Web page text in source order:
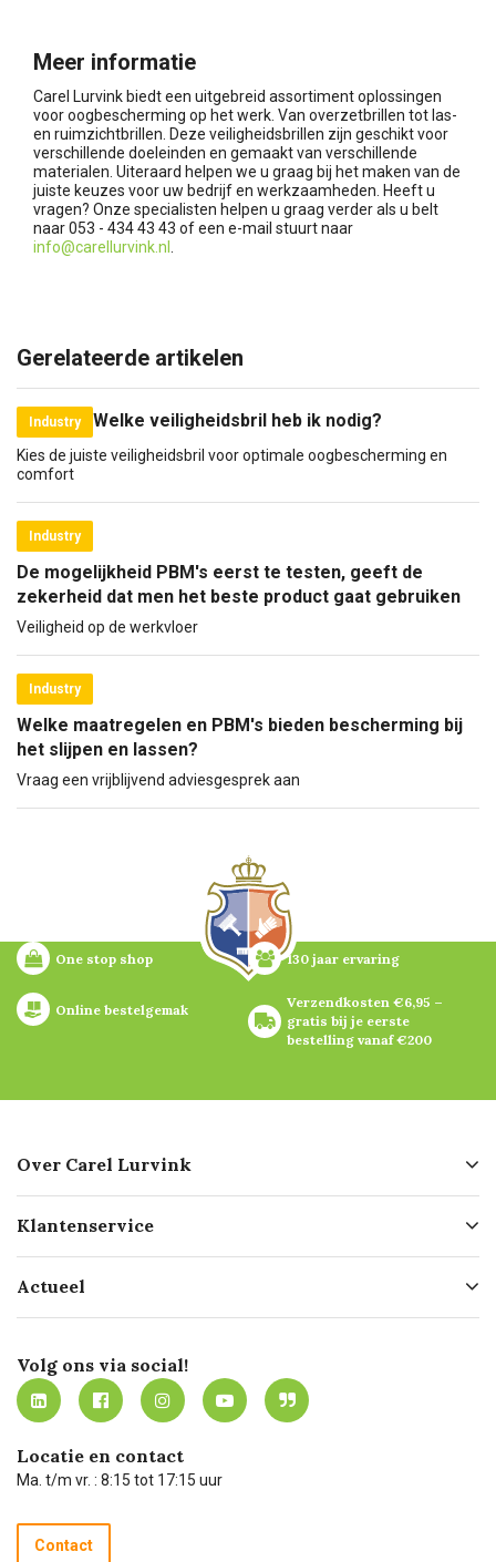
Meer informatie
Carel Lurvink biedt een uitgebreid assortiment oplossingen
voor oogbescherming op het werk. Van overzetbrillen tot las-
en ruimzichtbrillen. Deze veiligheidsbrillen zijn geschikt voor
verschillende doeleinden en gemaakt van verschillende
materialen. Uiteraard helpen we u graag bij het maken van de
juiste keuzes voor uw bedrijf en werkzaamheden. Heeft u
vragen? Onze specialisten helpen u graag verder als u belt
naar 053 - 434 43 43 of een e-mail stuurt naar
info@carellurvink.nl .
Gerelateerde artikelen
Industry Welke veiligheidsbril heb ik nodig?
Kies de juiste veiligheidsbril voor optimale oogbescherming en
comfort
Industry
De mogelijkheid PBM's eerst te testen, geeft de
zekerheid dat men het beste product gaat gebruiken
Veiligheid op de werkvloer
Industry
Welke maatregelen en PBM's bieden bescherming bij
het slijpen en lassen?
Vraag een vrijblijvend adviesgesprek aan
One stop shop 130 jaar ervaring
Online bestelgemak
Verzendkosten €6,95 –
gratis bij je eerste
bestelling vanaf €200
Over Carel Lurvink
Geschiedenis
Missie
Werken bij Carel Lurvink
MVO
Klantenservice
Bezorgen
Mijn Carel Lurvink
Mijn Carel Lurvink instructievideo's
Carel Lurvink App
Hulp op afstand
Technische dienst
Recycle programma
Actueel
Innovation LAB
Tevreden klanten
Carel Lurvink Blog
Carel de podcast
Volg ons via social!
Locatie en contact
Ma. t/m vr. : 8:15 tot 17:15 uur
Contact